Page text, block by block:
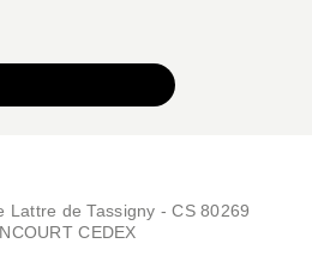
Lattre de Tassigny - CS 80269
CEDEX